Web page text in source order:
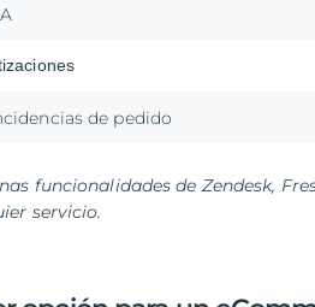
de pedido
funcionalidades de Zendesk,
servicio.